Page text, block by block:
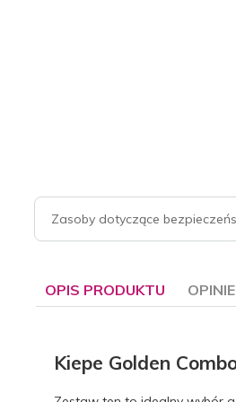
Zasoby dotyczące
OPIS PRODUKTU
Kiepe Golden